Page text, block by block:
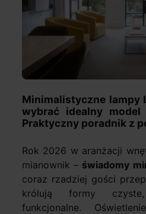
Minimalistyczne lampy
wybrać idealny
Praktyczny poradnik z
Rok 2026 w aranżacji
mianownik – świadomy
coraz rzadziej gości
królują formy
funkcjonalne.